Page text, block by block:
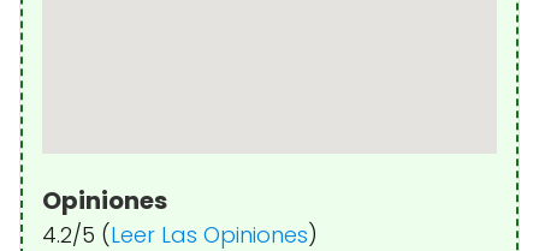
Opiniones
4.2/5 (Leer Las Opiniones)